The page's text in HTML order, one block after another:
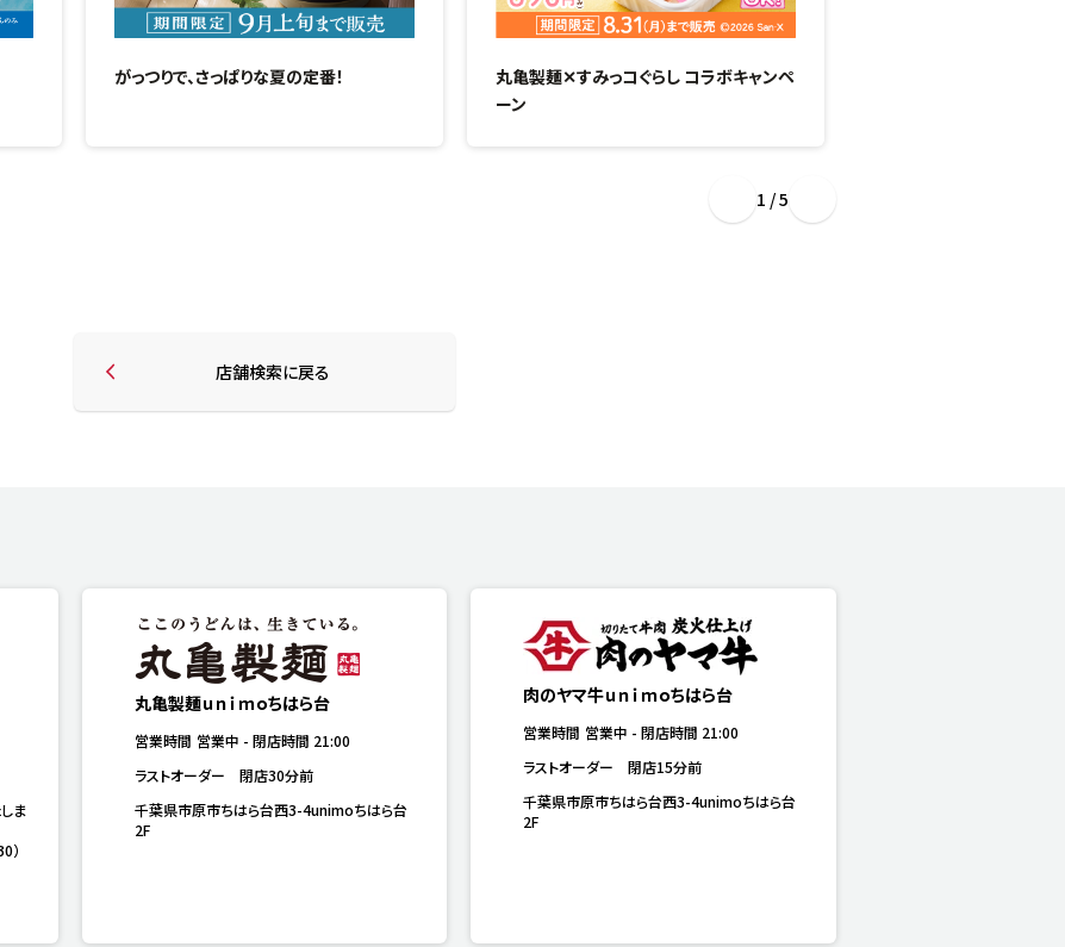
がっつりで、さっぱりな夏の定番！
丸亀製麺✕すみっコぐらし コラボキャンペ
ーン
1 / 5
店舗検索に戻る
ま
）
丸亀製麺ｕｎｉｍｏちはら台
営業時間 営業中 - 閉店時間 21:00
ラストオーダー　閉店30分前
千葉県市原市ちはら台西3-4unimoちはら台
2F
肉のヤマ牛ｕｎｉｍｏちはら台
営業時間 営業中 -閉店時間 21:00
ラストオーダー　閉店15分前
千葉県市原市ちはら台西3-4unimoちはら台
2F